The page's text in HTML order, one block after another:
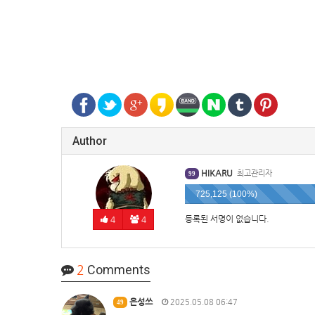
Author
4 4
99 HIKARU 최고관리자
725,125 (100%)
등록된 서명이 없습니다.
2 Comments
49 은성쓰 2025.05.08 06:47